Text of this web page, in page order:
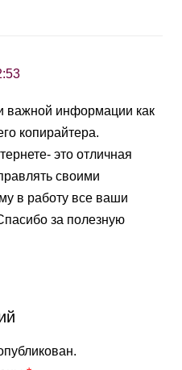
важной информации как
копирайтера.
это отличная
своими
в работу все ваши
за полезную